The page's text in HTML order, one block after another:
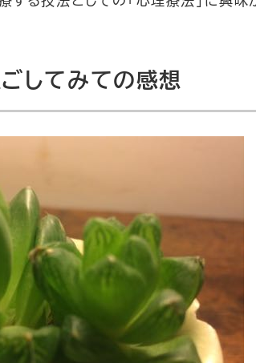
してみての感想